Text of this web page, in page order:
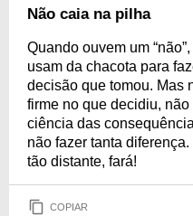
Não caia na pilha
Quando ouvem um
usam da chacota para
decisão que tomou. Mas
firme no que decidiu,
ciência das
não fazer tanta
tão distante, fará!
COPIAR